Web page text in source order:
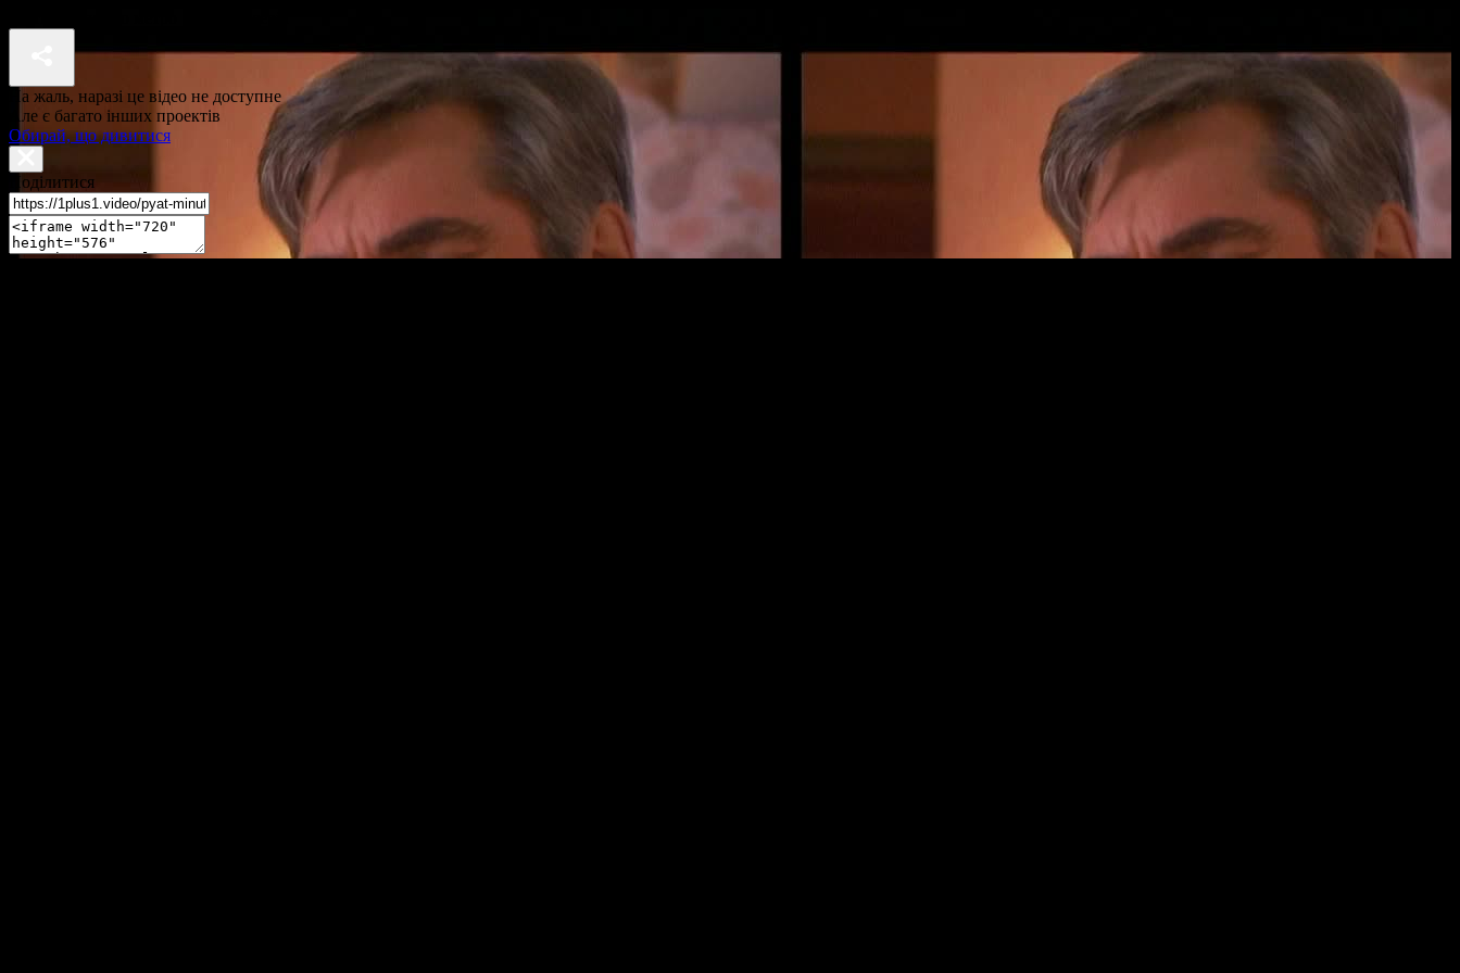
На жаль, наразі це відео не доступне
Але є багато інших проектів
Обирай, що дивитися
Поділитися